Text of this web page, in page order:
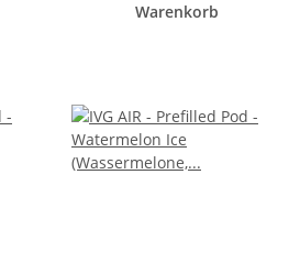
Warenkorb